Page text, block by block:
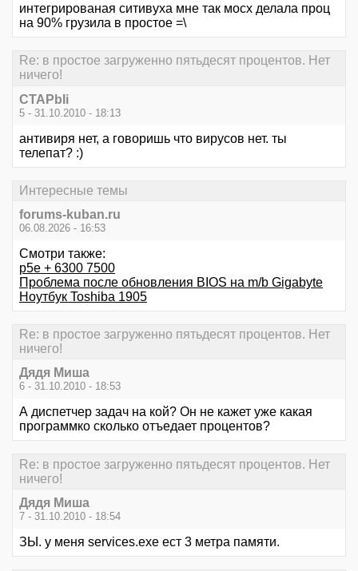
интегрированая ситивуха мне так мосх делала проц
на 90% грузила в простое =\
Re: в простое загруженно пятьдесят процентов. Нет
ничего!
CTAPbIi
5 - 31.10.2010 - 18:13
антивиря нет, а говоришь что вирусов нет. ты
телепат? :)
Интересные темы
forums-kuban.ru
06.08.2026 - 16:53
Смотри также:
p5e + 6300 7500
Проблема после обновления BIOS на m/b Gigabyte
Ноутбук Toshiba 1905
Re: в простое загруженно пятьдесят процентов. Нет
ничего!
Дядя Миша
6 - 31.10.2010 - 18:53
А диспетчер задач на кой? Он не кажет уже какая
программко сколько отъедает процентов?
Re: в простое загруженно пятьдесят процентов. Нет
ничего!
Дядя Миша
7 - 31.10.2010 - 18:54
ЗЫ. у меня services.exe ест 3 метра памяти.